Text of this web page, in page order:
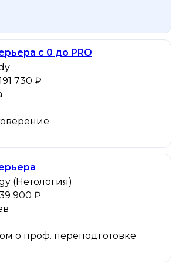
с 0 до PRO
730 ₽
(Нетология)
900 ₽
о проф. переподготовке